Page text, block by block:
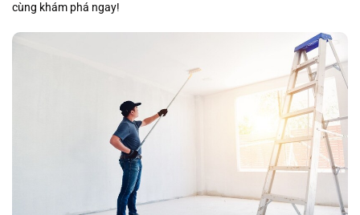
cùng khám phá ngay!